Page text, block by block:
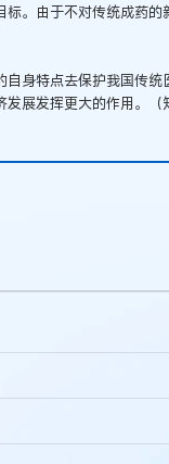
。由于不对传统成药
身特点去保护我国传统
发展发挥更大的作用。